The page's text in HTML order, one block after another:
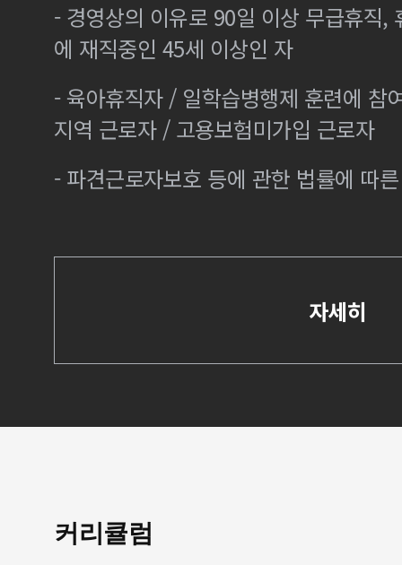
- 경영상의 이유로 90일 이상 무급휴직,
에 재직중인 45세 이상인 자
- 육아휴직자 / 일학습병행제 훈련에 참
지역 근로자 / 고용보험미가입 근로자
- 파견근로자보호 등에 관한 법률에 따
자세히
커리큘럼